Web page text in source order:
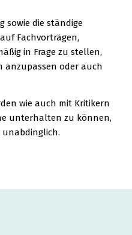
sowie die ständige
Fachvorträgen,
in Frage zu stellen,
anzupassen oder auch
wie auch mit Kritikern
unterhalten zu können,
unabdinglich.